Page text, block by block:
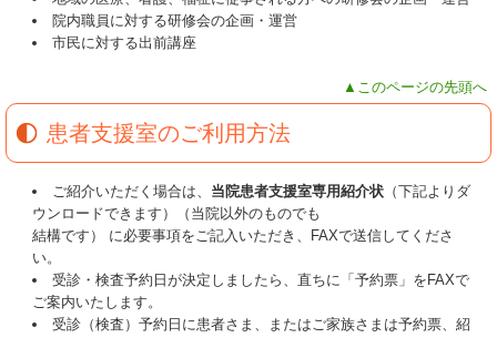
院内職員に対する研修会の企画・運営
市民に対する出前講座
▲このページの先頭へ
患者支援室のご利用方法
ご紹介いただく場合は、 当院患者支援室専用紹介状 （下記よりダ
ウンロードできます）（当院以外のものでも
結構です） に必要事項をご記入いただき、FAXで送信してくださ
い。
受診・検査予約日が決定しましたら、直ちに「予約票」をFAXで
ご案内いたします。
受診（検査）予約日に患者さま、またはご家族さまは予約票、紹